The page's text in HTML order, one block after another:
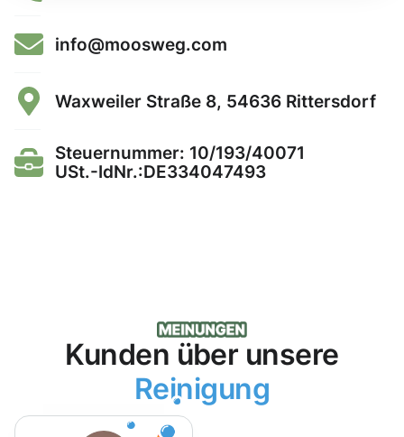
info@moosweg.com
Waxweiler Straße 8, 54636 Rittersdorf
Steuernummer: 10/193/40071
USt.-IdNr.:DE334047493
Kunden über unsere
Reinigung